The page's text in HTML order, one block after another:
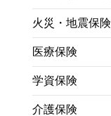
火災・地震保険
医療保険
学資保険
介護保険